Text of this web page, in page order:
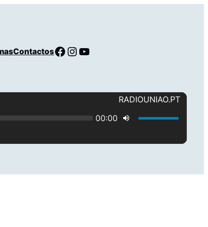
ContactosFacebook InstagramYouTube